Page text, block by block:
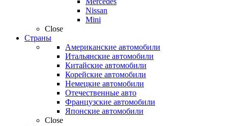
Nissan
Mini
Close
Страны
Американские автомобили
Итальянские автомобили
Китайские автомобили
Корейские автомобили
Немецкие автомобили
Отечественные авто
Французские автомобили
Японские автомобили
Close